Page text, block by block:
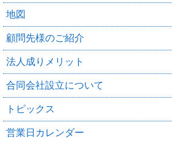
地図
顧問先様のご紹介
法人成りメリット
合同会社設立について
トピックス
営業日カレンダー